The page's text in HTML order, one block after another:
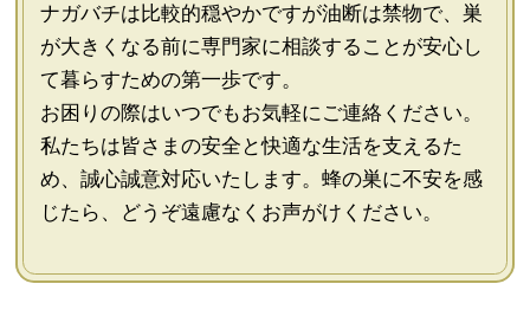
ナガバチは比較的穏やかですが油断は禁物で、巣
が大きくなる前に専門家に相談することが安心し
て暮らすための第一歩です。
お困りの際はいつでもお気軽にご連絡ください。
私たちは皆さまの安全と快適な生活を支えるた
め、誠心誠意対応いたします。蜂の巣に不安を感
じたら、どうぞ遠慮なくお声がけください。